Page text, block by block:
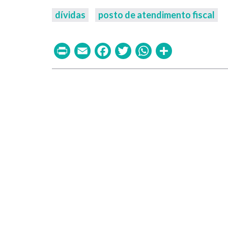
dívidas posto de atendimento fiscal
PrintEmailFacebook
TwitterWhatsApp